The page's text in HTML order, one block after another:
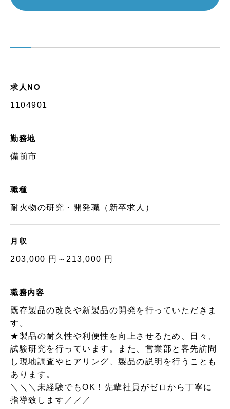
求人NO
1104901
勤務地
備前市
職種
耐火物の研究・開発職（新卒求人）
月収
203,000 円～213,000 円
職務内容
既存製品の改良や新製品の開発を行っていただきま
す。
★製品の耐久性や利便性を向上させるため、日々、
試験研究を行っています。また、営業部と客先訪問
し現地調査やヒアリング、製品の説明を行うことも
あります。
＼＼＼未経験でもOK！先輩社員がゼロから丁寧に
指導致します／／／